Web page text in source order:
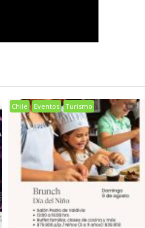
Chile Eventos Turismo